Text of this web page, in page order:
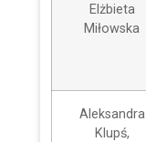
Elżbieta
Miłowska
Aleksandra
Klupś,